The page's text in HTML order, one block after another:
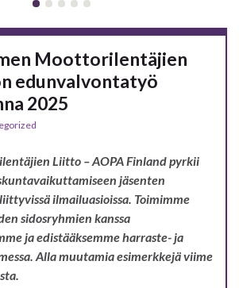
Moottorilentäjien
edunvalvontatyö
2025
Liitto – AOPA Finland pyrkii
jäsenten
ilmailuasioissa. Toimimme
sidosryhmien kanssa
ja edistääksemme harraste- ja
Alla muutamia esimerkkejä viime